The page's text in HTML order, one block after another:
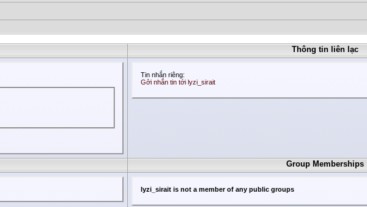
Thông tin liên lạc
Tin nhắn riêng:
Gởi nhắn tin tới lyzi_sirait
Group Memberships
lyzi_sirait is not a member of any public groups